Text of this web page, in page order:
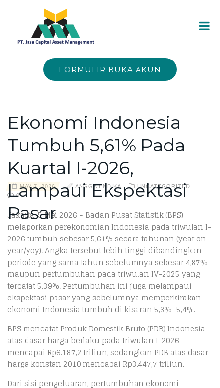
FORMULIR BUKA AKUN
Ekonomi Indonesia
Tumbuh 5,61% Pada
Kuartal I-2026,
Lampaui Ekspektasi
Pasar
MAY 7, 2026 ANGGA ENDIKA
UNCATEGORIZED
0
Jakarta, 5 Mei 2026 – Badan Pusat Statistik (BPS)
melaporkan perekonomian Indonesia pada triwulan I-
2026 tumbuh sebesar 5,61% secara tahunan (year on
year/yoy). Angka tersebut lebih tinggi dibandingkan
periode yang sama tahun sebelumnya sebesar 4,87%
maupun pertumbuhan pada triwulan IV-2025 yang
tercatat 5,39%. Pertumbuhan ini juga melampaui
ekspektasi pasar yang sebelumnya memperkirakan
ekonomi Indonesia tumbuh di kisaran 5,3%–5,4%.
BPS mencatat Produk Domestik Bruto (PDB) Indonesia
atas dasar harga berlaku pada triwulan I-2026
mencapai Rp6.187,2 triliun, sedangkan PDB atas dasar
harga konstan 2010 mencapai Rp3.447,7 triliun.
Dari sisi pengeluaran, pertumbuhan ekonomi